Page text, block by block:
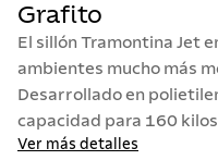
Grafito
El sillón Tramontina Jet
ambientes mucho más
Desarrollado en
capacidad para 160
Ver más detalles